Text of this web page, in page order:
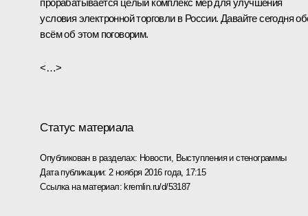
условия электронной торговли в России. Давайте сегодня
всём об этом поговорим.
<…>
Статус материала
Опубликован в разделах: Новости, Выступления и стенограммы
Дата публикации: 2 ноября 2016 года, 17:15
Ссылка на материал: kremlin.ru/d/53187